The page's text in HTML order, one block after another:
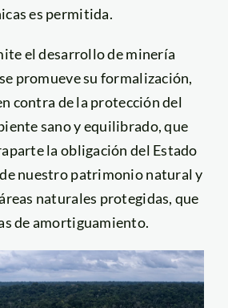
es permitida.
el desarrollo de minería
promueve su formalización,
contra de la protección del
sano y equilibrado, que
la obligación del Estado
nuestro patrimonio natural y
naturales protegidas, que
de amortiguamiento.